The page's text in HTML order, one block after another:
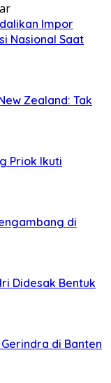
Impor
Nasional Saat
Zealand: Tak
Priok Ikuti
di
Didesak Bentuk
di Banten